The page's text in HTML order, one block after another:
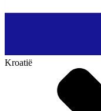
Kroatië